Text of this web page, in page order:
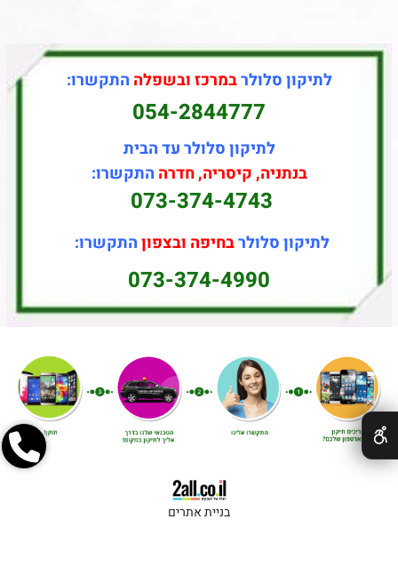
לתיקון סלולרבמרכז ובשפלה התקשרו:
054-2844777
לתיקון סלולר עד הבית
בנתניה, קיסריה, חדרה התקשרו:
073-374-4743
לתיקון סלולרבחיפה ובצפוןהתקשרו:
073-374-4990
בניית אתרים
✕